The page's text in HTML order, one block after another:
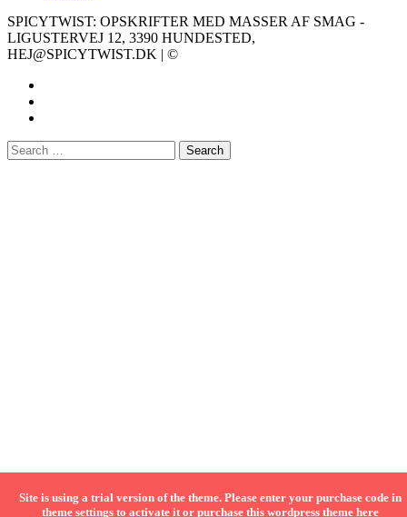
SPICYTWIST: OPSKRIFTER MED MASSER AF SMAG -
LIGUSTERVEJ 12, 3390 HUNDESTED,
HEJ@SPICYTWIST.DK | ©
Site is using a trial version of the theme. Please enter your purchase code in
theme settings to activate it or purchase this wordpress theme here